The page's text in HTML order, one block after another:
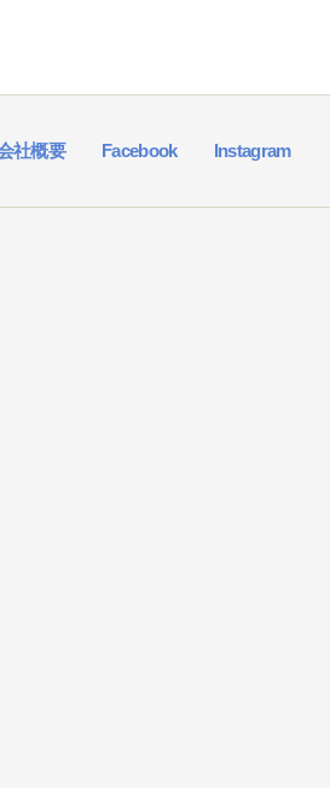
社概要 Facebook Instagram